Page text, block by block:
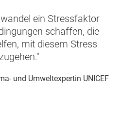
ein Stressfaktor
schaffen, die
mit diesem Stress
und Umweltexpertin UNICEF